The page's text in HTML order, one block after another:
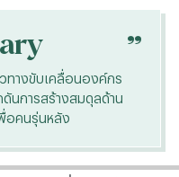
“
ทางขับเคลื่อนองค์กร
นการสร้างสมดุลด้าน
อคนรุ่นหลัง